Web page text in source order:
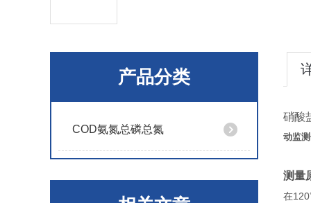
产品分类
COD氨氮总磷总氮
硝酸
动监
测量
在